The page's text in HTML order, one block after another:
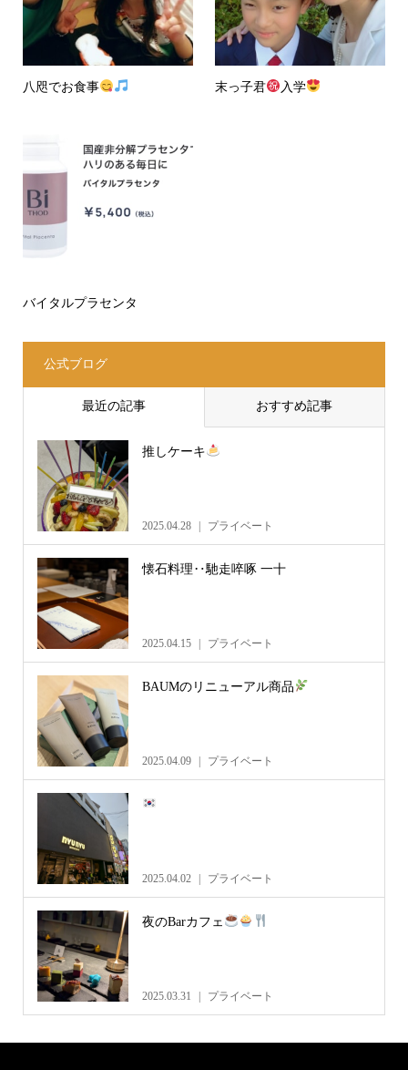
八咫でお食事 末っ子君 入学
バイタルプラセンタ
公式ブログ
最近の記事 おすすめ記事
推しケーキ
2025.04.28 プライベート
懐石料理‥馳走啐啄 一十
2025.04.15 プライベート
BAUMのリニューアル商品
2025.04.09 プライベート
2025.04.02 プライベート
夜のBarカフェ
2025.03.31 プライベート